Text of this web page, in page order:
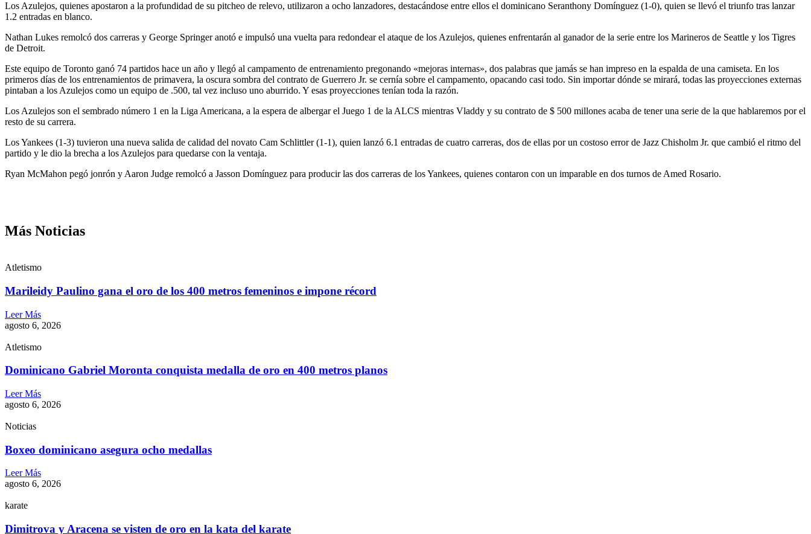
Los Azulejos, quienes apostaron a la profundidad de su pitcheo de relevo, utilizaron a ocho lanzadores, destacándose entre ellos el dominicano Seranthony Domínguez (1-0), quien se llevó el triunfo tras lanzar
1.2 entradas en blanco.
Nathan Lukes remolcó dos carreras y George Springer anotó e impulsó una vuelta para redondear el ataque de los Azulejos, quienes enfrentarán al ganador de la serie entre los Marineros de Seattle y los Tigres
de Detroit.
Este equipo de Toronto ganó 74 partidos hace un año y llegó al campamento de entrenamiento pregonando «mejoras internas», dos palabras que jamás se han impreso en la espalda de una camiseta. En los
primeros días de los entrenamientos de primavera, la oscura sombra del contrato de Guerrero Jr. se cernía sobre el campamento, opacando casi todo. Sin importar dónde se mirará, todas las proyecciones externas
pintaban a los Azulejos como un equipo de .500, tal vez incluso uno aburrido. Y esas proyecciones tenían toda la razón.
Los Azulejos son el sembrado número 1 en la Liga Americana, a la espera de albergar el Juego 1 de la ALCS mientras Vladdy y su contrato de $ 500 millones acaba de tener una serie de la que hablaremos por el
resto de su carrera.
Los Yankees (1-3) tuvieron una nueva salida de calidad del novato Cam Schlittler (1-1), quien lanzó 6.1 entradas de cuatro carreras, dos de ellas por un costoso error de Jazz Chisholm Jr. que cambió el ritmo del
partido y le dio la brecha a los Azulejos para quedarse con la ventaja.
Ryan McMahon pegó jonrón y Aaron Judge remolcó a Jasson Domínguez para producir las dos carreras de los Yankees, quienes contaron con un imparable en dos turnos de Amed Rosario.
Más Noticias
Atletismo
Marileidy Paulino gana el oro de los 400 metros femeninos e impone récord
Leer Más
agosto 6, 2026
Atletismo
Dominicano Gabriel Moronta conquista medalla de oro en 400 metros planos
Leer Más
agosto 6, 2026
Noticias
Boxeo dominicano asegura ocho medallas
Leer Más
agosto 6, 2026
karate
Dimitrova y Aracena se visten de oro en la kata del karate